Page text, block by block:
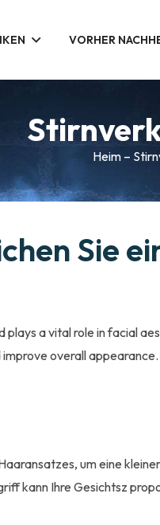
VORHER
Heim–
Sie
a vital role in facial
overall
um eine
kann Ihre Gesichtsz